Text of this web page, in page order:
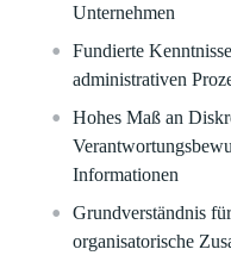
Unternehmen
Fundierte
administrativen
Hohes Maß an
Informationen
Grundverständnis
organisatorische